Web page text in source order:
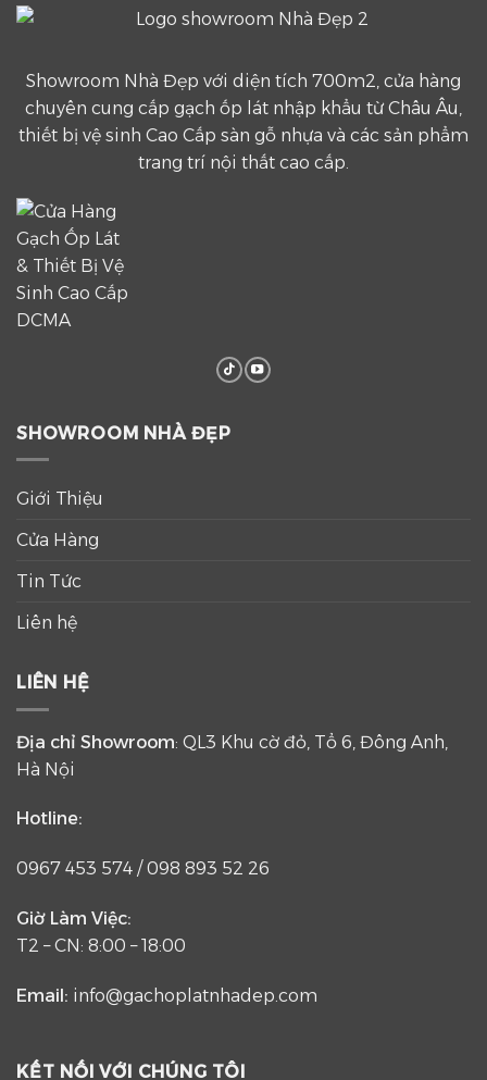
Showroom Nhà Đẹp với diện tích 700m2, cửa hàng
chuyên cung cấp gạch ốp lát nhập khẩu từ Châu Âu,
thiết bị vệ sinh Cao Cấp sàn gỗ nhựa và các sản phẩm
trang trí nội thất cao cấp.
SHOWROOM NHÀ ĐẸP
Giới Thiệu
Cửa Hàng
Tin Tức
Liên hệ
LIÊN HỆ
Địa chỉ Showroom: QL3 Khu cờ đỏ, Tổ 6, Đông Anh,
Hà Nội
Hotline:
0967 453 574 / 098 893 52 26
Giờ Làm Việc:
T2 – CN: 8:00 – 18:00
Email: info@gachoplatnhadep.com
KẾT NỐI VỚI CHÚNG TÔI